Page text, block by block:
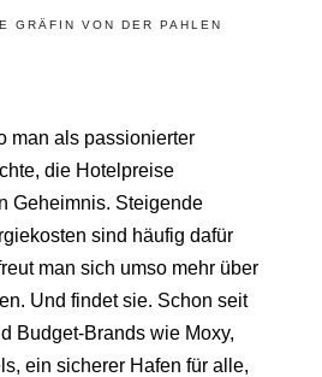
GRÄFIN VON DER PAHLEN
man als passionierter
die Hotelpreise
Geheimnis. Steigende
sind häufig dafür
man sich umso mehr über
Und findet sie. Schon seit
Budget-Brandswie Moxy,
ein sicherer Hafen für alle,